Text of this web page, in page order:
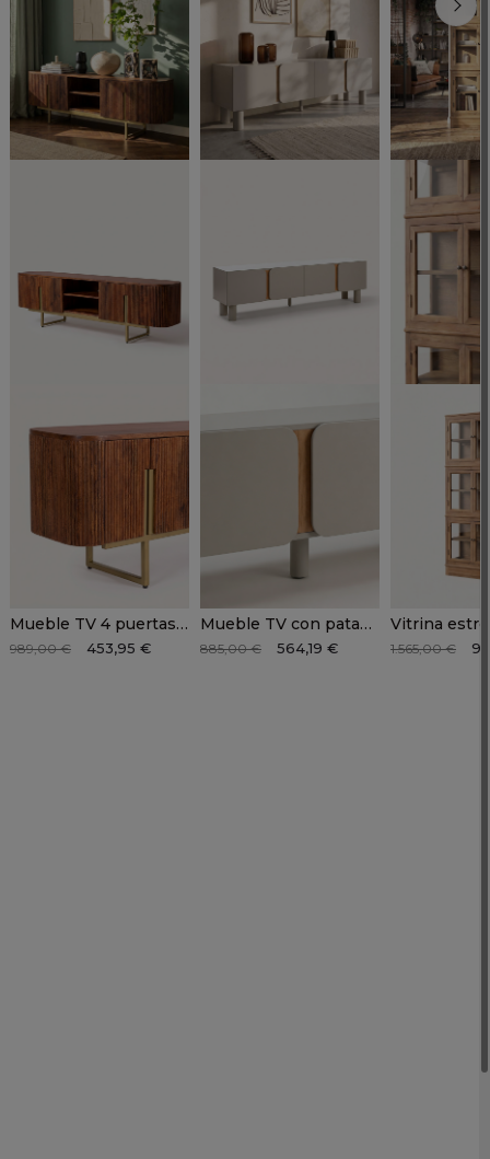
Mueble TV 4 puertas EIRA
989,00 € 453,95 €
Mueble TV con patas NIVA
885,00 € 564,19 € 1.565,00 €